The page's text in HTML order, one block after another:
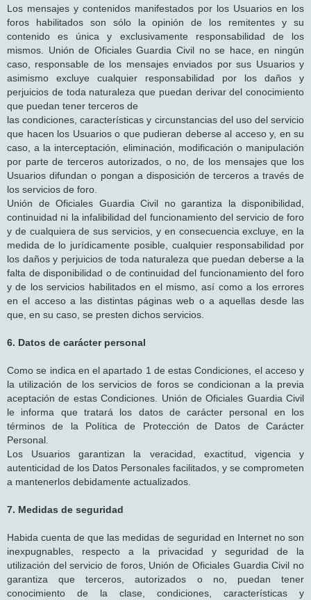
Los mensajes y contenidos manifestados por los Usuarios en los
foros habilitados son sólo la opinión de los remitentes y su
contenido es única y exclusivamente responsabilidad de los
mismos. Unión de Oficiales Guardia Civil no se hace, en ningún
caso, responsable de los mensajes enviados por sus Usuarios y
asimismo excluye cualquier responsabilidad por los daños y
perjuicios de toda naturaleza que puedan derivar del conocimiento
que puedan tener terceros de
las condiciones, características y circunstancias del uso del servicio
que hacen los Usuarios o que pudieran deberse al acceso y, en su
caso, a la interceptación, eliminación, modificación o manipulación
por parte de terceros autorizados, o no, de los mensajes que los
Usuarios difundan o pongan a disposición de terceros a través de
los servicios de foro.
Unión de Oficiales Guardia Civil no garantiza la disponibilidad,
continuidad ni la infalibilidad del funcionamiento del servicio de foro
y de cualquiera de sus servicios, y en consecuencia excluye, en la
medida de lo jurídicamente posible, cualquier responsabilidad por
los daños y perjuicios de toda naturaleza que puedan deberse a la
falta de disponibilidad o de continuidad del funcionamiento del foro
y de los servicios habilitados en el mismo, así como a los errores
en el acceso a las distintas páginas web o a aquellas desde las
que, en su caso, se presten dichos servicios.
6. Datos de carácter personal
Como se indica en el apartado 1 de estas Condiciones, el acceso y
la utilización de los servicios de foros se condicionan a la previa
aceptación de estas Condiciones. Unión de Oficiales Guardia Civil
le informa que tratará los datos de carácter personal en los
términos de la Política de Protección de Datos de Carácter
Personal.
Los Usuarios garantizan la veracidad, exactitud, vigencia y
autenticidad de los Datos Personales facilitados, y se comprometen
a mantenerlos debidamente actualizados.
7. Medidas de seguridad
Habida cuenta de que las medidas de seguridad en Internet no son
inexpugnables, respecto a la privacidad y seguridad de la
utilización del servicio de foros, Unión de Oficiales Guardia Civil no
garantiza que terceros, autorizados o no, puedan tener
conocimiento de la clase, condiciones, características y